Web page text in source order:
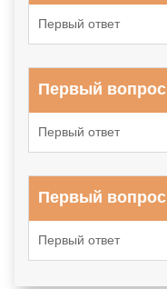
Первый ответ
Первый вопрос
Первый ответ
Первый вопрос
Первый ответ